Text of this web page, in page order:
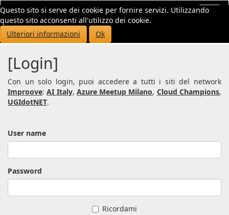
Questo sito si serve dei cookie per fornire servizi. Utilizzando
questo sito acconsenti all'utilizzo dei cookie.
Ulteriori informazioni
Ok
[Login]
Con un solo login, puoi accedere a tutti i siti del network
Improove:AI Italy, Azure Meetup Milano, Cloud Champions,
UGIdotNET.
User name
Password
Ricordami